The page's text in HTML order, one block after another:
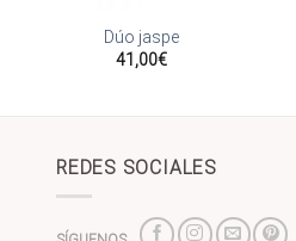
Dúo jaspe
41,00€
REDES SOCIALES